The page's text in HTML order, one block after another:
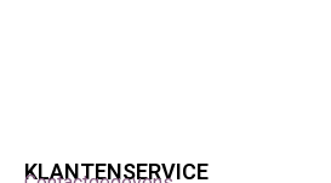
KLANTENSERVICE